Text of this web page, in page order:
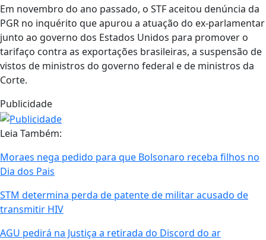
Em novembro do ano passado, o STF aceitou denúncia da
PGR no inquérito que apurou a atuação do ex-parlamentar
junto ao governo dos Estados Unidos para promover o
tarifaço contra as exportações brasileiras, a suspensão de
vistos de ministros do governo federal e de ministros da
Corte.
Publicidade
Leia Também:
Moraes nega pedido para que Bolsonaro receba filhos no
Dia dos Pais
STM determina perda de patente de militar acusado de
transmitir HIV
AGU pedirá na Justiça a retirada do Discord do ar